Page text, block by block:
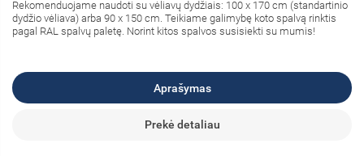
Rekomenduojame naudoti su vėliavų dydžiais: 100 x 170 cm (standartinio
dydžio vėliava) arba 90 x 150 cm. Teikiame galimybę koto spalvą rinktis
pagal RAL spalvų paletę. Norint kitos spalvos susisiekti su mumis!
Aprašymas
Prekė detaliau